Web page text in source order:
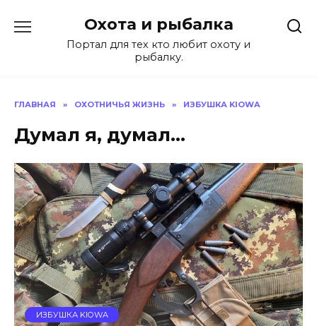
содержанию
Охота и рыбалка
Портал для тех кто любит охоту и
рыбалку.
ГЛАВНАЯ » ОХОТНИЧЬЯ ЖИЗНЬ » ИЗБУШКА KIOWA
Думал я, думал…
ИЗБУШКА KIOWA